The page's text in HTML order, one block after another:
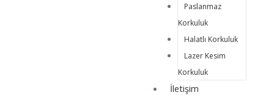
Paslanmaz
Korkuluk
Halatlı Korkuluk
Lazer Kesim
Korkuluk
İletişim